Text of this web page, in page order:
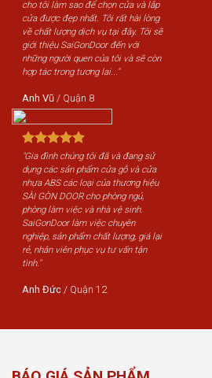
cho tôi làm sao để chọn cửa và lắp
cửa được đẹp nhất. Tôi rất hài lòng
về chất lượng dịch vụ tại đây. Tôi sẽ
giới thiệu SaiGonDoor đến với
những người quen của tôi và sẽ còn
hợp tác trong tương lai..."
Anh Vũ / Quận 8
"Gia đình chúng tôi đã và đang sử
dụng các sản phẩm cửa gỗ và cửa
nhựa ABS các loại của thương hiệu
SÀI GÒN DOOR cho phòng ngủ,
phòng làm việc và nhà vệ sinh.
SaiGonDoor làm việc chuyên
nghiệp, sản phẩm chất lượng, giá lại
rẻ, nhân viên phục vụ tư vấn tận
tình."
Anh Đức / Quận 12